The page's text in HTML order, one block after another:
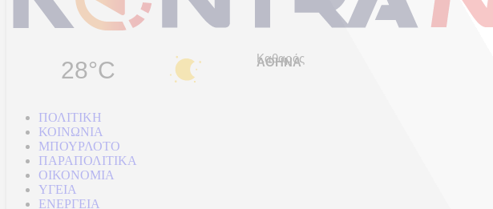
28°C Καθαρός
ΠΟΛΙΤΙΚΗ
ΚΟΙΝΩΝΙΑ
ΜΠΟΥΡΛΟΤΟ
ΠΑΡΑΠΟΛΙΤΙΚΑ
ΟΙΚΟΝΟΜΙΑ
ΥΓΕΙΑ
ΕΝΕΡΓΕΙΑ